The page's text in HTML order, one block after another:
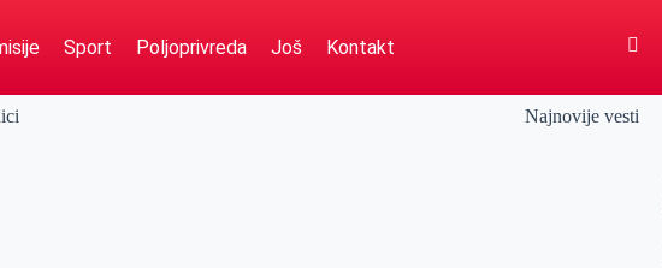
Sport Poljoprivreda Još Kontakt
Najnovije vesti